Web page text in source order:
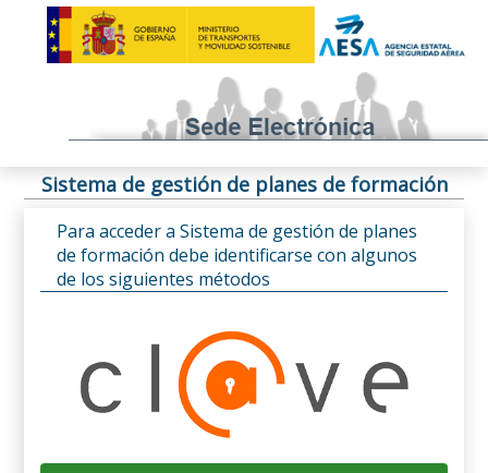
Sistema de gestión de planes de formación
Para acceder a Sistema de gestión de planes
de formación debe identificarse con algunos
de los siguientes métodos